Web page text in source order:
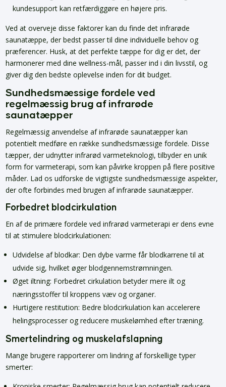
kundesupport kan retfærdiggøre en højere pris.
Ved at overveje disse faktorer kan du finde det infrarøde
saunatæppe, der bedst passer til dine individuelle behov og
præferencer. Husk, at det perfekte tæppe for dig er det, der
harmonerer med dine wellness-mål, passer ind i din livsstil, og
giver dig den bedste oplevelse inden for dit budget.
Sundhedsmæssige fordele ved
regelmæssig brug af infrarøde
saunatæpper
Regelmæssig anvendelse af infrarøde saunatæpper kan
potentielt medføre en række sundhedsmæssige fordele. Disse
tæpper, der udnytter infrarød varmeteknologi, tilbyder en unik
form for varmeterapi, som kan påvirke kroppen på flere positive
måder. Lad os udforske de vigtigste sundhedsmæssige aspekter,
der ofte forbindes med brugen af infrarøde saunatæpper.
Forbedret blodcirkulation
En af de primære fordele ved infrarød varmeterapi er dens evne
til at stimulere blodcirkulationen:
Udvidelse af blodkar: Den dybe varme får blodkarrene til at
udvide sig, hvilket øger blodgennemstrømningen.
Øget iltning: Forbedret cirkulation betyder mere ilt og
næringsstoffer til kroppens væv og organer.
Hurtigere restitution: Bedre blodcirkulation kan accelerere
helingsprocesser og reducere muskelømhed efter træning.
Smertelindring og muskelafslapning
Mange brugere rapporterer om lindring af forskellige typer
smerter: